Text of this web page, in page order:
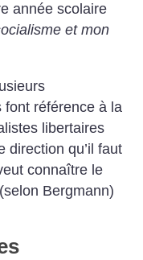
année scolaire
et mon
référence à la
libertaires
direction qu’il faut
connaître le
(selon Bergmann)